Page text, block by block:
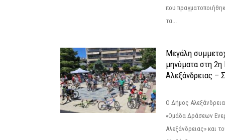
που
τα...
Μεγάλη
μηνύματα στη
Αλεξάνδρειας –
Ο Δήμος
«Ομάδα Δράσεων
Αλεξάνδρειας» και